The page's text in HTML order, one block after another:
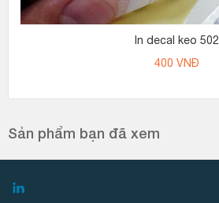
In decal keo 502
400 VNĐ
Sản phẩm bạn đã xem